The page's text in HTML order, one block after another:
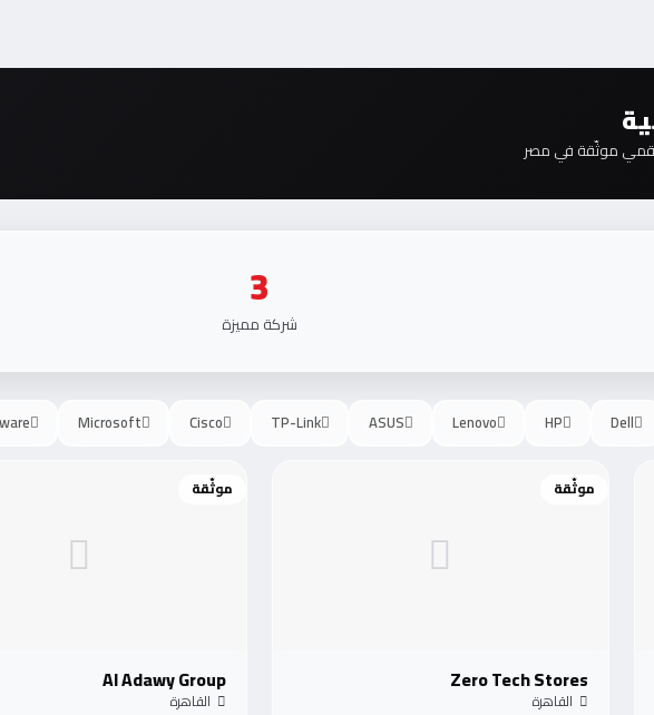
موثّقة في مصر
3
شركة مميزة
Dell
HP
Lenovo
ASUS
TP-Link
Cisco
Microsoft
موثّقة
Zero Tech Stores
القاهرة
موثّقة
Al Adawy Group
القاهرة